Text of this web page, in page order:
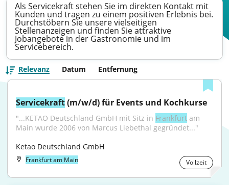
Als Servicekraft stehen Sie im direkten Kontakt mit
Kunden und tragen zu einem positiven Erlebnis bei.
Durchstöbern Sie unsere vielseitigen
Stellenanzeigen und finden Sie attraktive
Jobangebote in der Gastronomie und im
Servicebereich.
Relevanz Datum Entfernung
Servicekraft (m/w/d) für Events und Kochkurse
"...KETAO Deutschland GmbH mit Sitz in Frankfurt am
Main wurde 2006 von Marcus Liebethal gegründet..."
Ketao Deutschland GmbH
Frankfurt am Main Vollzeit